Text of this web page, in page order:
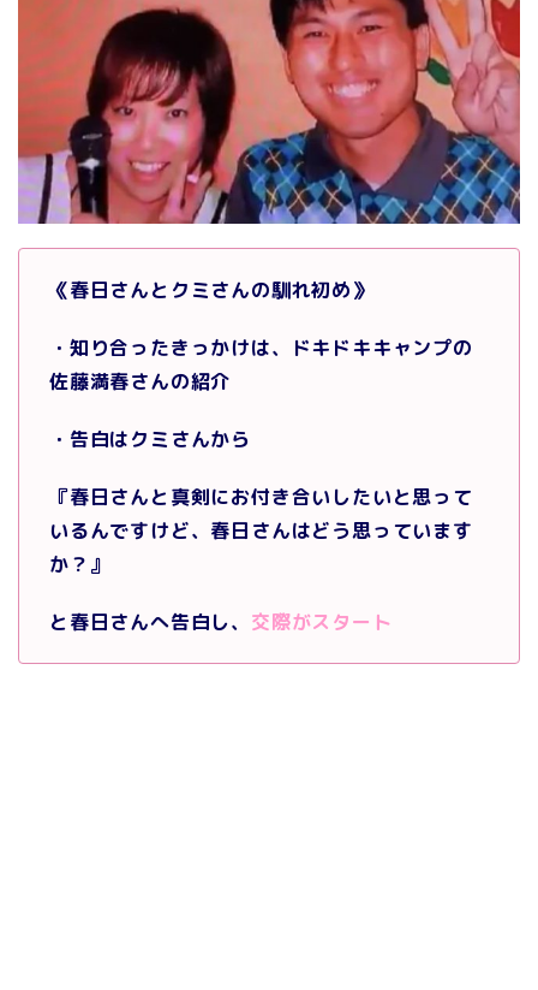
《春日さんとクミさんの馴れ初め》
・知り合ったきっかけは、ドキドキキャンプの
佐藤満春さんの紹介
・告白はクミさんから
『春日さんと真剣にお付き合いしたいと思って
いるんですけど、春日さんはどう思っています
か？』
と春日さんへ告白し、 交際がスタート